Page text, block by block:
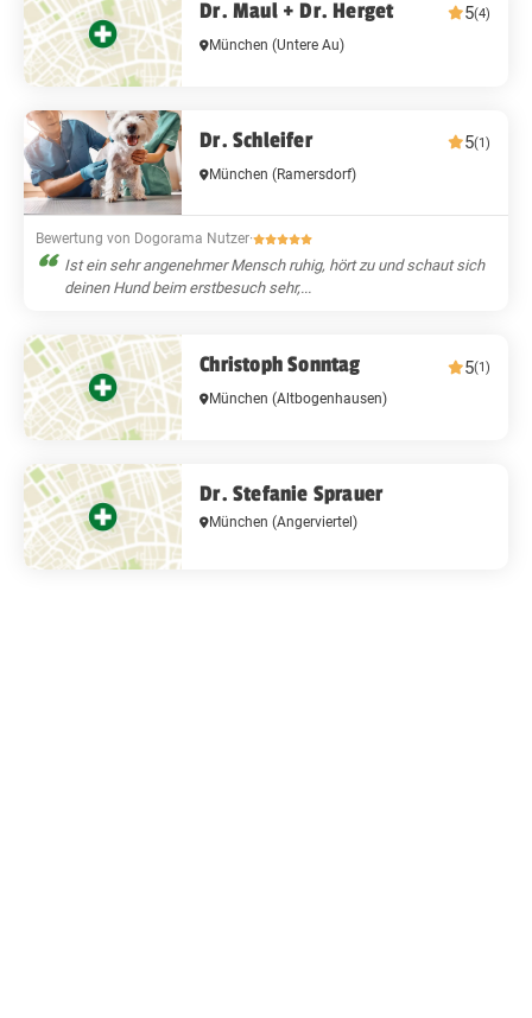
Dr. Maul + Dr. Herget 5(4)
München(Untere Au)
Dr. Schleifer 5(1)
München(Ramersdorf)
Bewertung von Dogorama Nutzer·
Ist ein sehr angenehmer Mensch ruhig, hört zu und schaut sich
deinen Hund beim erstbesuch sehr,...
Christoph Sonntag 5(1)
München(Altbogenhausen)
Dr. Stefanie Sprauer
München(Angerviertel)